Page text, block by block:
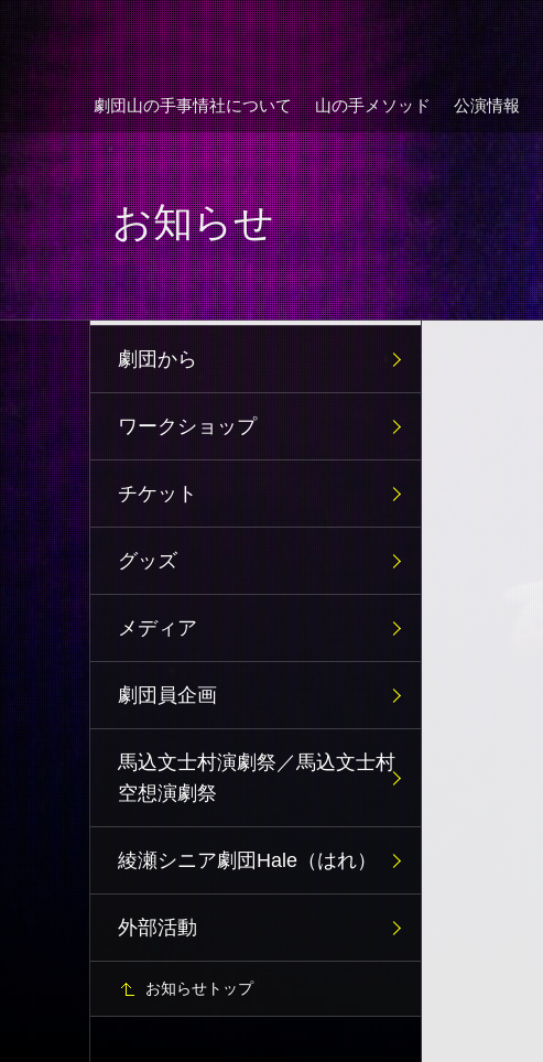
劇団山の手事情社について 山の手メソッド 公演情報
お知らせ
劇団から
ワークショップ
チケット
グッズ
メディア
劇団員企画
馬込文士村演劇祭／馬込文士村
空想演劇祭
綾瀬シニア劇団Hale（はれ）
外部活動
お知らせトップ